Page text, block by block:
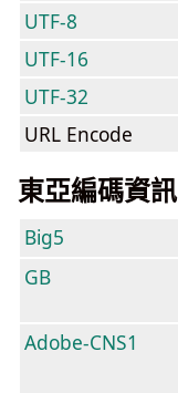
UTF-8
UTF-16
UTF-32
URL Encode
東亞編碼資訊
Big5
GB
Adobe-CNS1